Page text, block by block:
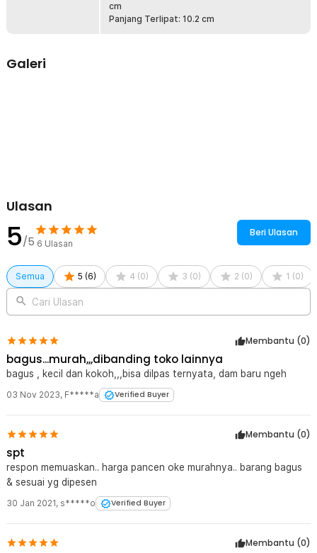
hidangan lezat di mana saja.
Anti Karat dan Higienis
dengan permukaan tidak berpori sehingga lebih mudah
cm
Panjang Terlipat: 10.2 cm
Galeri
Ulasan
5/5 6 Ulasan
Beri Ulasan
Semua 5 (6) 4 (0) 3 (0) 2 (0) 1 (0)
Cari Ulasan
Membantu (0)
bagus...murah,,,dibanding toko lainnya
bagus , kecil dan kokoh,,,bisa dilpas ternyata, dam baru ngeh
03 Nov 2023, F*****a Verified Buyer
Membantu (0)
spt
respon memuaskan.. harga pancen oke murahnya.. barang bagus
& sesuai yg dipesen
30 Jan 2021, s*****o Verified Buyer
Membantu (0)